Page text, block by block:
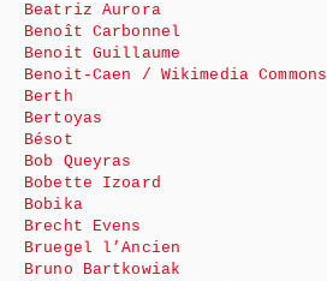
Beatriz Aurora
Benoît Carbonnel
Benoit Guillaume
Benoit-Caen / Wikimedia Commons
Berth
Bertoyas
Bésot
Bob Queyras
Bobette Izoard
Bobika
Brecht Evens
Bruegel l’Ancien
Bruno Bartkowiak